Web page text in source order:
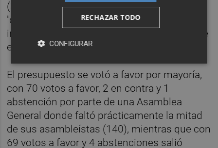
(37) o los 51 millones en gastos arbitrales
"que se financian con lo que se percibe de
ingresos derivados propiamente del pago de
estos servicios".
El presupuesto se votó a favor por mayoría,
con 70 votos a favor, 2 en contra y 1
abstención por parte de una Asamblea
General donde faltó prácticamente la mitad
de sus asambleístas (140), mientras que con
69 votos a favor y 4 abstenciones salió
RECHAZAR TODO
CONFIGURAR